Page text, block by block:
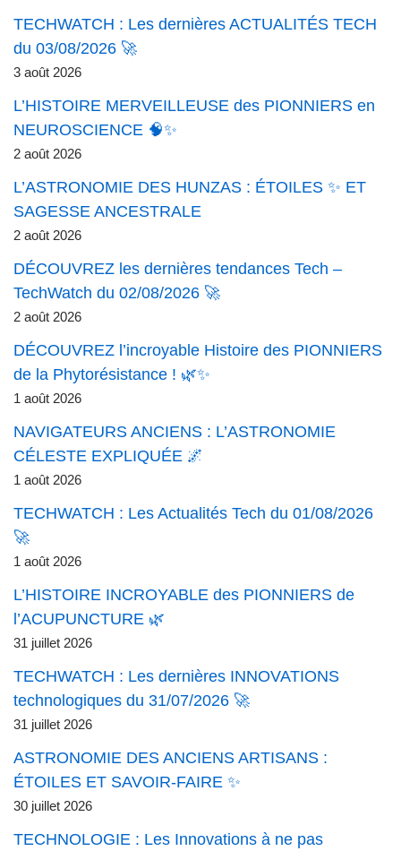
TECHWATCH : Les dernières ACTUALITÉS TECH
du 03/08/2026 🚀
3 août 2026
L’HISTOIRE MERVEILLEUSE des PIONNIERS en
NEUROSCIENCE 🧠✨
2 août 2026
L’ASTRONOMIE DES HUNZAS : ÉTOILES ✨ ET
SAGESSE ANCESTRALE
2 août 2026
DÉCOUVREZ les dernières tendances Tech –
TechWatch du 02/08/2026 🚀
2 août 2026
DÉCOUVREZ l’incroyable Histoire des PIONNIERS
de la Phytorésistance ! 🌿✨
1 août 2026
NAVIGATEURS ANCIENS : L’ASTRONOMIE
CÉLESTE EXPLIQUÉE 🌌
1 août 2026
TECHWATCH : Les Actualités Tech du 01/08/2026
🚀
1 août 2026
L’HISTOIRE INCROYABLE des PIONNIERS de
l’ACUPUNCTURE 🌿
31 juillet 2026
TECHWATCH : Les dernières INNOVATIONS
technologiques du 31/07/2026 🚀
31 juillet 2026
ASTRONOMIE DES ANCIENS ARTISANS :
ÉTOILES ET SAVOIR-FAIRE ✨
30 juillet 2026
TECHNOLOGIE : Les Innovations à ne pas